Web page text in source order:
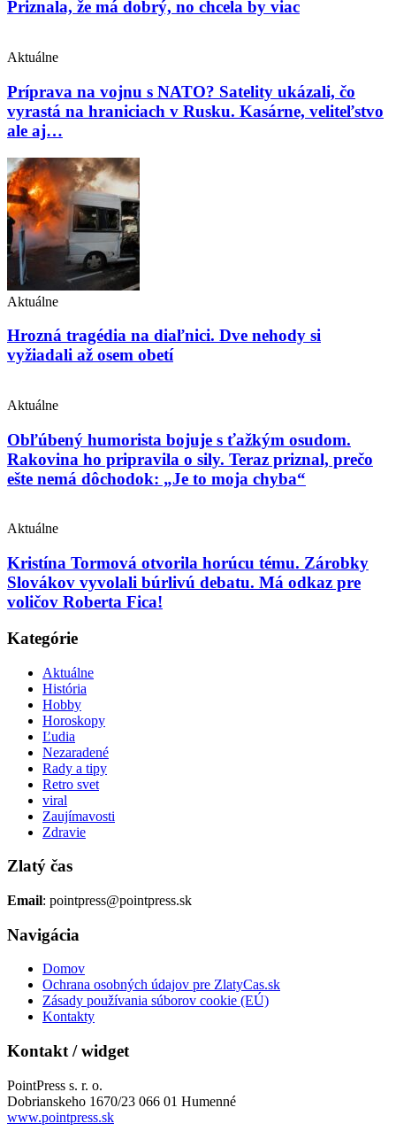
Priznala, že má dobrý, no chcela by viac
Aktuálne
Príprava na vojnu s NATO? Satelity ukázali, čo
vyrastá na hraniciach v Rusku. Kasárne, veliteľstvo
ale aj…
Aktuálne
Hrozná tragédia na diaľnici. Dve nehody si
vyžiadali až osem obetí
Aktuálne
Obľúbený humorista bojuje s ťažkým osudom.
Rakovina ho pripravila o sily. Teraz priznal, prečo
ešte nemá dôchodok: „Je to moja chyba“
Aktuálne
Kristína Tormová otvorila horúcu tému. Zárobky
Slovákov vyvolali búrlivú debatu. Má odkaz pre
voličov Roberta Fica!
Kategórie
Aktuálne
História
Hobby
Horoskopy
Ľudia
Nezaradené
Rady a tipy
Retro svet
viral
Zaujímavosti
Zdravie
Zlatý čas
Email: pointpress@pointpress.sk
Navigácia
Domov
Ochrana osobných údajov pre ZlatyCas.sk
Zásady používania súborov cookie (EÚ)
Kontakty
Kontakt / widget
PointPress s. r. o.
Dobrianskeho 1670/23 066 01 Humenné
www.pointpress.sk